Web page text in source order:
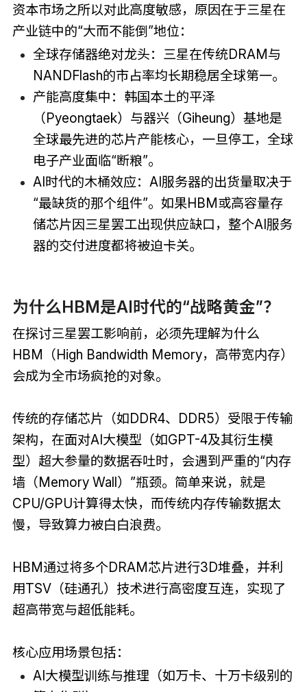
资本市场之所以对此高度敏感，原因在于三星在
产业链中的“大而不能倒”地位：
全球存储器绝对龙头：三星在传统DRAM与
NANDFlash的市占率均长期稳居全球第一。
产能高度集中：韩国本土的平泽
（Pyeongtaek）与器兴（Giheung）基地是
全球最先进的芯片产能核心，一旦停工，全球
电子产业面临“断粮”。
AI时代的木桶效应：AI服务器的出货量取决于
“最缺货的那个组件”。如果HBM或高容量存
储芯片因三星罢工出现供应缺口，整个AI服务
器的交付进度都将被迫卡关。
为什么HBM是AI时代的“战略黄金”？
在探讨三星罢工影响前，必须先理解为什么
HBM（High Bandwidth Memory，高带宽内存）
会成为全市场疯抢的对象。
传统的存储芯片（如DDR4、DDR5）受限于传输
架构，在面对AI大模型（如GPT-4及其衍生模
型）超大参量的数据吞吐时，会遇到严重的“内存
墙（Memory Wall）”瓶颈。简单来说，就是
CPU/GPU计算得太快，而传统内存传输数据太
慢，导致算力被白白浪费。
HBM通过将多个DRAM芯片进行3D堆叠，并利
用TSV（硅通孔）技术进行高密度互连，实现了
超高带宽与超低能耗。
核心应用场景包括：
AI大模型训练与推理（如万卡、十万卡级别的